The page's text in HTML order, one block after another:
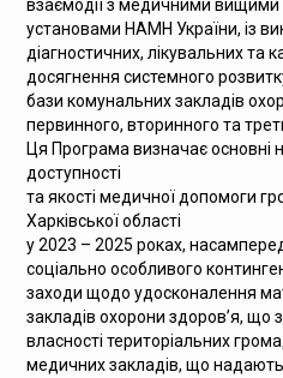
взаємодії з медичними
установами НАМН України, із
діагностичних, лікувальних та
досягнення системного
бази комунальних закладів
первинного, вторинного та
Ця Програма визначає основні
доступності
та якості медичної допомоги
Харківської області
у 2023 – 2025 роках,
соціально особливого
заходи щодо удосконалення
закладів охорони здоров’я, що
власності територіальних
медичних закладів, що